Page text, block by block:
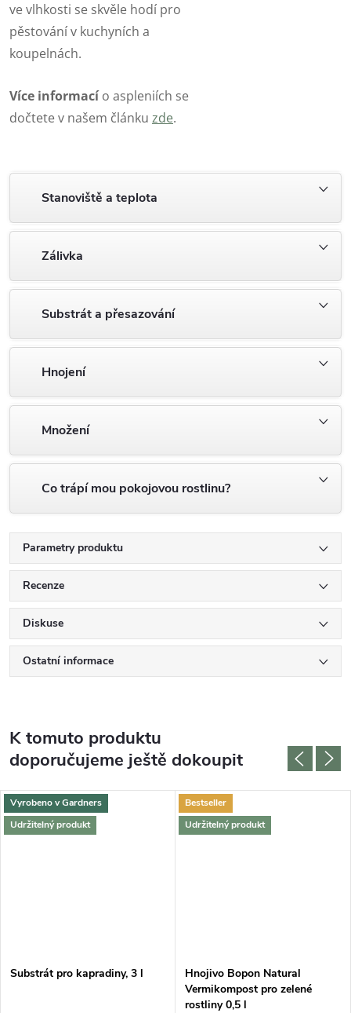
ve vlhkosti se skvěle hodí pro
pěstování v kuchyních a
koupelnách.
Více informacío aspleniích se
dočtete v našem článku zde.
Stanoviště a teplota
Zálivka
Substrát a přesazování
Hnojení
Množení
Co trápí mou pokojovou rostlinu?
Parametry produktu
Recenze
Diskuse
Ostatní informace
K tomuto produktu
doporučujeme ještě dokoupit
Vyrobeno v Gardners
Udržitelný produkt
Substrát pro kapradiny, 3 l
Bestseller
Udržitelný produkt
Hnojivo Bopon Natural
Vermikompost pro zelené
rostliny 0,5 l